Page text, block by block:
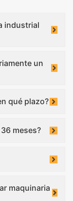
industrial
un
qué plazo?
meses?
maquinaria